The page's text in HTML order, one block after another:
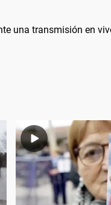
una transmisión en